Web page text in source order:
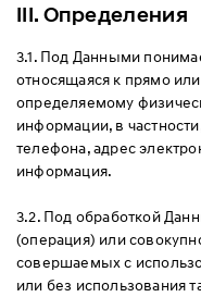
III. Определения
3.1. Под Данными
относящаяся к прямо
определяемому
информации, в
телефона, адрес
информация.
3.2. Под обработкой
(операция) или
совершаемых с
или без использования